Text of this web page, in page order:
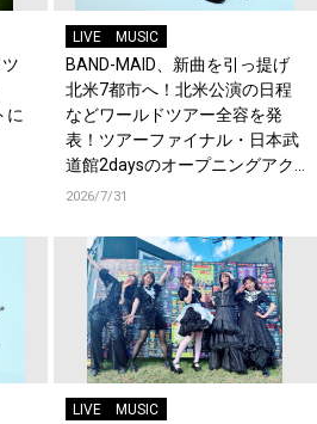
に
LIVE MUSIC
BAND-MAID、新曲を引っ提げ
北米7都市へ！北米公演の日程
などワールドツアー全容を発
表！ツアーファイナル・日本武
道館2daysのオープニングアク
トにNEK!が決定！
2026/7/31
LIVE MUSIC